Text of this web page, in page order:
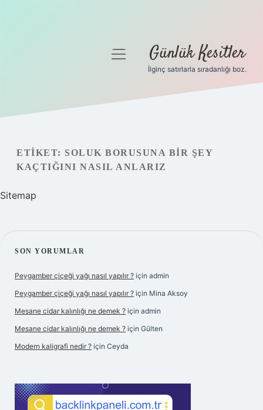
Hakkımızda
menüyü
Günlük Kesitler
İlginç satırlarla sıradanlığı boz.
ETIKET: SOLUK BORUSUNA BIR ŞEY
KAÇTIĞINI NASIL ANLARIZ
Sitemap
SIDEBAR
SON YORUMLAR
Peygamber çiçeği yağı nasıl yapılır ? için admin
Peygamber çiçeği yağı nasıl yapılır ? için Mina Aksoy
Mesane cidar kalınlığı ne demek ? için admin
Mesane cidar kalınlığı ne demek ? için Gülten
Modern kaligrafi nedir ? için Ceyda